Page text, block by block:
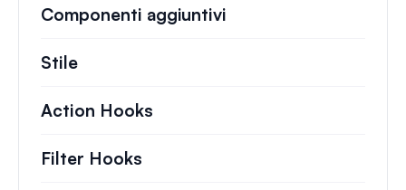
Componenti aggiuntivi
Stile
Action Hooks
Filter Hooks